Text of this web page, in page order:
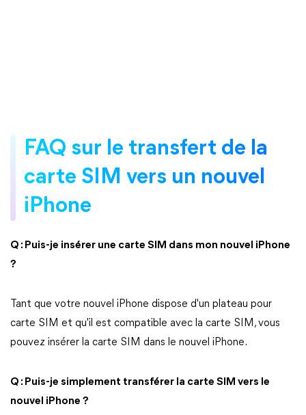
FAQ sur le transfert de la
carte SIM vers un nouvel
iPhone
Q : Puis-je insérer une carte SIM dans mon nouvel iPhone
?
Tant que votre nouvel iPhone dispose d'un plateau pour
carte SIM et qu'il est compatible avec la carte SIM, vous
pouvez insérer la carte SIM dans le nouvel iPhone.
Q : Puis-je simplement transférer la carte SIM vers le
nouvel iPhone ?